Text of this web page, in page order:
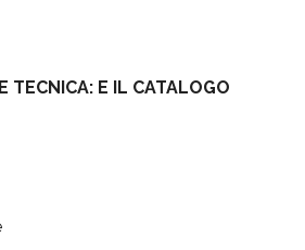
TECNICA: E IL CATALOGO